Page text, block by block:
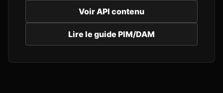
Voir API contenu
Lire le guide PIM/DAM